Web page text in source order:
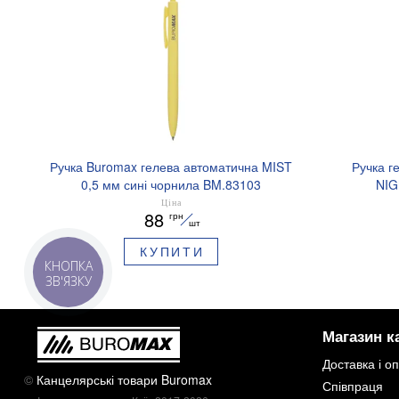
Ручка Buromax гелева автоматична MIST
0,5 мм сині чорнила BM.83103
Ціна
88 грн
шт
КУПИТИ
Ручка
© Канцелярські товари Buromax
Магазин
Доставка і
Співпраця
КНОПКА
ЗВ'ЯЗКУ